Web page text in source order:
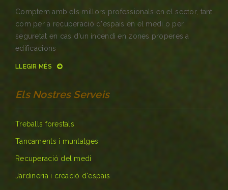
Comptem amb els millors professionals en el sector, tant
com per a recuperació d'espais en el medi o per
seguretat en cas d'un incendi en zones properes a
edificacions
LLEGIR MÉS
Els Nostres Serveis
Treballs forestals
Tancaments i muntatges
Recuperació del medi
Jardineria i creació d'espais